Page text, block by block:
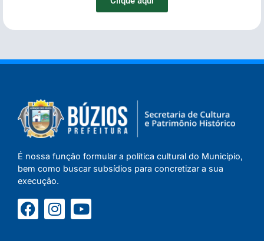
É nossa função formular a política cultural do Município,
bem como buscar subsídios para concretizar a sua
execução.